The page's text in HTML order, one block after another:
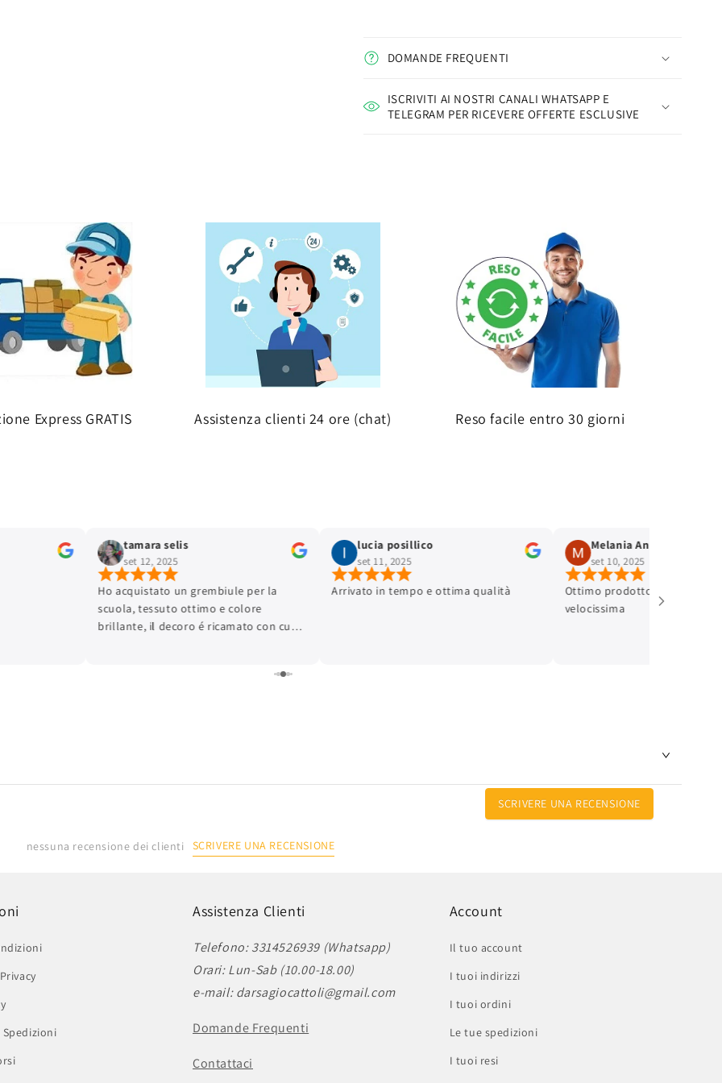
DOMANDE FREQUENTI
ISCRIVITI AI NOSTRI CANALI WHATSAPP E
TELEGRAM PER RICEVERE OFFERTE ESCLUSIVE
Express GRATIS Assistenza clienti 24 ore (chat) Reso facile entro 30 giorni
tamara selis
set 12, 2025
Ho acquistato un grembiule per la
scuola, tessuto ottimo e colore
brillante, il decoro é ricamato con cura
lucia posillico
set 11, 2025
Arrivato in tempo e ottima qualità
set 10, 2025
Ottimo prodotto e spedizione
velocissima
SCRIVERE UNA RECENSIONE
nessuna recensione dei clienti SCRIVERE UNA RECENSIONE
Spedizioni
Assistenza Clienti
Telefono: 3314526939 (Whatsapp)
Orari: Lun-Sab (10.00-18.00)
e-mail: darsagiocattoli@gmail.com
Domande Frequenti
Contattaci
Account
Il tuo account
I tuoi indirizzi
I tuoi ordini
Le tue spedizioni
I tuoi resi